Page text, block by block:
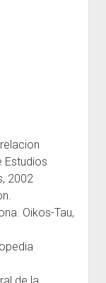
Estudios
2002
Oikos-Tau,